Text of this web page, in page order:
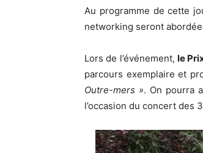
Au programme de cette
networking seront
Lors de l’événement, le
parcours exemplaire et
Outre-mers ». On pourra
l’occasion du concert des